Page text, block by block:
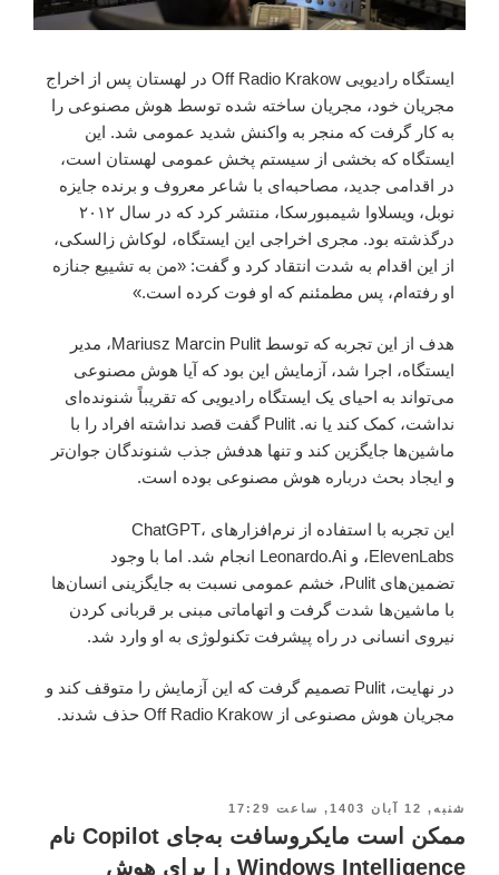
ایستگاه رادیویی Off Radio Krakow در لهستان پس از اخراج
مجریان خود، مجریان ساخته شده توسط هوش مصنوعی را
به کار گرفت که منجر به واکنش شدید عمومی شد. این
ایستگاه که بخشی از سیستم پخش عمومی لهستان است،
در اقدامی جدید، مصاحبه‌ای با شاعر معروف و برنده جایزه
نوبل، ویسلاوا شیمبورسکا، منتشر کرد که در سال ۲۰۱۲
درگذشته بود. مجری اخراجی این ایستگاه، لوکاش زالسکی،
از این اقدام به شدت انتقاد کرد و گفت: «من به تشییع جنازه
او رفته‌ام، پس مطمئنم که او فوت کرده است.»
هدف از این تجربه که توسط Mariusz Marcin Pulit، مدیر
ایستگاه، اجرا شد، آزمایش این بود که آیا هوش مصنوعی
می‌تواند به احیای یک ایستگاه رادیویی که تقریباً شنونده‌ای
نداشت، کمک کند یا نه. Pulit گفت قصد نداشته افراد را با
ماشین‌ها جایگزین کند و تنها هدفش جذب شنوندگان جوان‌تر
و ایجاد بحث درباره هوش مصنوعی بوده است.
این تجربه با استفاده از نرم‌افزارهای ChatGPT،
ElevenLabs، و Leonardo.Ai انجام شد. اما با وجود
تضمین‌های Pulit، خشم عمومی نسبت به جایگزینی انسان‌ها
با ماشین‌ها شدت گرفت و اتهاماتی مبنی بر قربانی کردن
نیروی انسانی در راه پیشرفت تکنولوژی به او وارد شد.
در نهایت، Pulit تصمیم گرفت که این آزمایش را متوقف کند و
مجریان هوش مصنوعی از Off Radio Krakow حذف شدند.
شنبه, 12 آبان 1403, ساعت 17:29
ممکن است مایکروسافت به‌جای Copilot نام
Windows Intelligence را برای هوش